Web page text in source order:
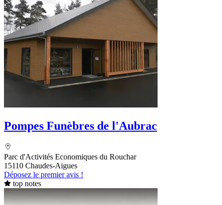
Pompes Funèbres de l'Aubrac
Parc d'Activités Economiques du Rouchar
15110 Chaudes-Aigues
Déposez le premier avis !
top notes